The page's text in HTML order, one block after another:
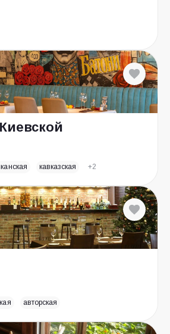
кавказская +2
авторская